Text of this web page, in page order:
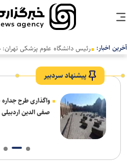
آخرین اخبار: رئیس دانشگاه علوم پزشکی تهران:
پیشنهاد سردبیر
واگذاری طرح
صفی الدین